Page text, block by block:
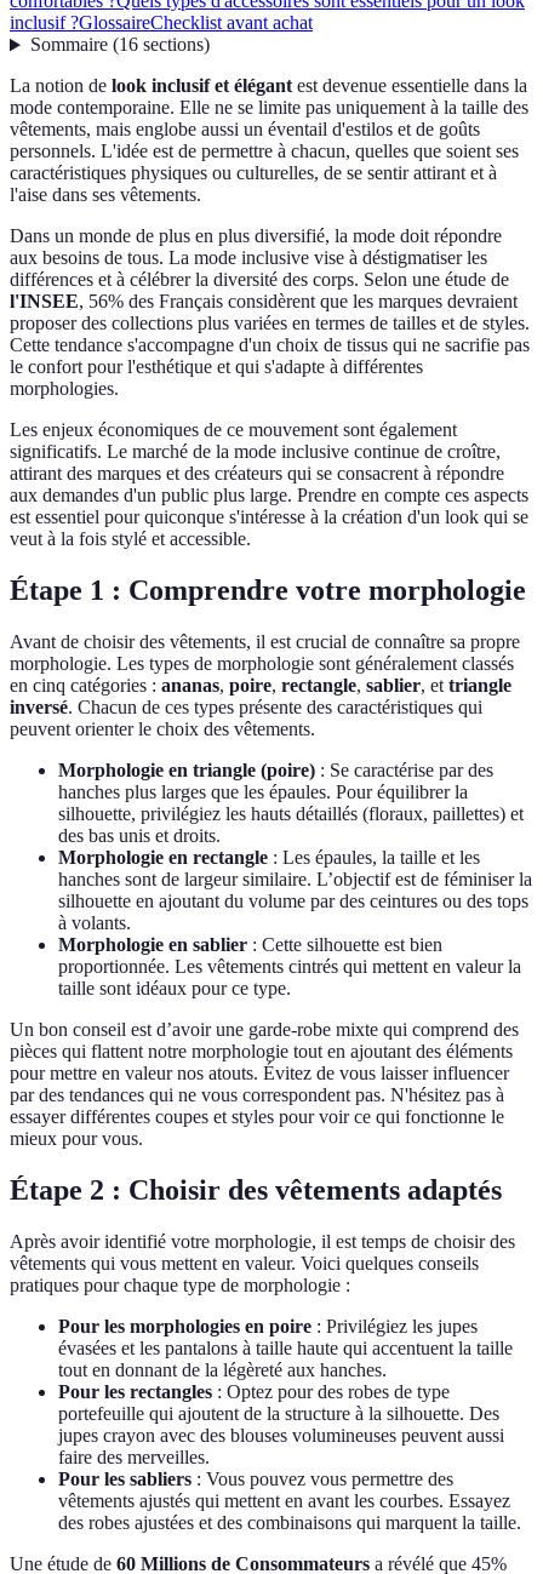
inclusif ?GlossaireChecklist avant achat
Sommaire(16 sections)
La notion de look inclusif et élégantest devenue essentielle dans la
mode contemporaine. Elle ne se limite pas uniquement à la taille des
vêtements, mais englobe aussi un éventail d'estilos et de goûts
personnels. L'idée est de permettre à chacun, quelles que soient ses
caractéristiques physiques ou culturelles, de se sentir attirant et à
l'aise dans ses vêtements.
Dans un monde de plus en plus diversifié, la mode doit répondre
aux besoins de tous. La mode inclusive vise à déstigmatiser les
différences et à célébrer la diversité des corps. Selon une étude de
l'INSEE, 56% des Français considèrent que les marques devraient
proposer des collections plus variées en termes de tailles et de styles.
Cette tendance s'accompagne d'un choix de tissus qui ne sacrifie pas
le confort pour l'esthétique et qui s'adapte à différentes
morphologies.
Les enjeux économiques de ce mouvement sont également
significatifs. Le marché de la mode inclusive continue de croître,
attirant des marques et des créateurs qui se consacrent à répondre
aux demandes d'un public plus large. Prendre en compte ces aspects
est essentiel pour quiconque s'intéresse à la création d'un look qui se
veut à la fois stylé et accessible.
Étape 1 : Comprendre votre morphologie
Avant de choisir des vêtements, il est crucial de connaître sa propre
morphologie. Les types de morphologie sont généralement classés
en cinq catégories : ananas, poire, rectangle, sablier, et triangle
inversé. Chacun de ces types présente des caractéristiques qui
peuvent orienter le choix des vêtements.
Morphologie en triangle (poire) : Se caractérise par des
hanches plus larges que les épaules. Pour équilibrer la
silhouette, privilégiez les hauts détaillés (floraux, paillettes) et
des bas unis et droits.
Morphologie en rectangle : Les épaules, la taille et les
hanches sont de largeur similaire. L’objectif est de féminiser la
silhouette en ajoutant du volume par des ceintures ou des tops
à volants.
Morphologie en sablier : Cette silhouette est bien
proportionnée. Les vêtements cintrés qui mettent en valeur la
taille sont idéaux pour ce type.
Un bon conseil est d’avoir une garde-robe mixte qui comprend des
pièces qui flattent notre morphologie tout en ajoutant des éléments
pour mettre en valeur nos atouts. Évitez de vous laisser influencer
par des tendances qui ne vous correspondent pas. N'hésitez pas à
essayer différentes coupes et styles pour voir ce qui fonctionne le
mieux pour vous.
Étape 2 : Choisir des vêtements adaptés
Après avoir identifié votre morphologie, il est temps de choisir des
vêtements qui vous mettent en valeur. Voici quelques conseils
pratiques pour chaque type de morphologie :
Pour les morphologies en poire : Privilégiez les jupes
évasées et les pantalons à taille haute qui accentuent la taille
tout en donnant de la légèreté aux hanches.
Pour les rectangles : Optez pour des robes de type
portefeuille qui ajoutent de la structure à la silhouette. Des
jupes crayon avec des blouses volumineuses peuvent aussi
faire des merveilles.
Pour les sabliers : Vous pouvez vous permettre des
vêtements ajustés qui mettent en avant les courbes. Essayez
des robes ajustées et des combinaisons qui marquent la taille.
Une étude de 60 Millions de Consommateurs a révélé que 45%